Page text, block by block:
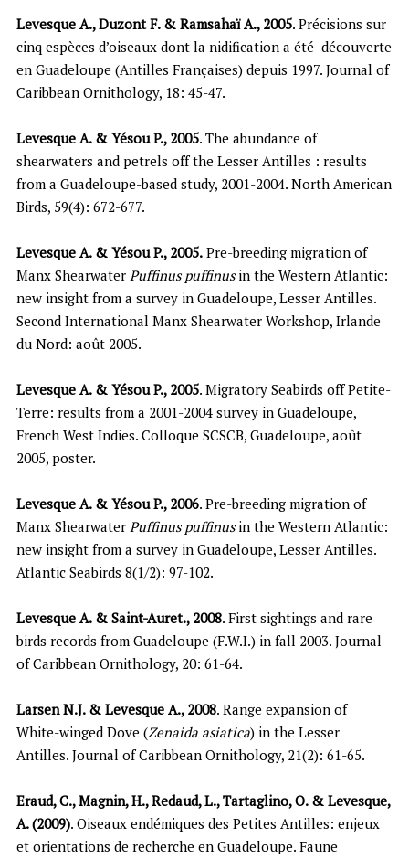
Levesque A., Duzont F. & Ramsahaï A., 2005. Précisions sur
cinq espèces d’oiseaux dont la nidification a été découverte
en Guadeloupe (Antilles Françaises) depuis 1997. Journal of
Caribbean Ornithology, 18: 45-47.
Levesque A. & Yésou P., 2005. The abundance of
shearwaters and petrels off the Lesser Antilles : results
from a Guadeloupe-based study, 2001-2004. North American
Birds, 59(4): 672-677.
Levesque A. & Yésou P., 2005. Pre-breeding migration of
Manx Shearwater Puffinus puffinusin the Western Atlantic:
new insight from a survey in Guadeloupe, Lesser Antilles.
Second International Manx Shearwater Workshop, Irlande
du Nord: août 2005.
Levesque A. & Yésou P., 2005. Migratory Seabirds off Petite-
Terre: results from a 2001-2004 survey in Guadeloupe,
French West Indies. Colloque SCSCB, Guadeloupe, août
2005, poster.
Levesque A. & Yésou P., 2006. Pre-breeding migration of
Manx Shearwater Puffinus puffinusin the Western Atlantic:
new insight from a survey in Guadeloupe, Lesser Antilles.
Atlantic Seabirds 8(1/2): 97-102.
Levesque A. & Saint-Auret., 2008. First sightings and rare
birds records from Guadeloupe (F.W.I.) in fall 2003. Journal
of Caribbean Ornithology, 20: 61-64.
Larsen N.J. & Levesque A., 2008. Range expansion of
White-winged Dove (Zenaida asiatica) in the Lesser
Antilles. Journal of Caribbean Ornithology, 21(2): 61-65.
Eraud, C., Magnin, H., Redaud, L., Tartaglino, O. & Levesque,
A. (2009). Oiseaux endémiques des Petites Antilles: enjeux
et orientations de recherche en Guadeloupe. Faune